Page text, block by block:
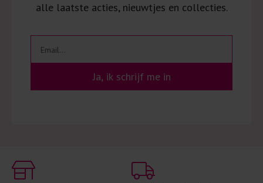
alle laatste acties, nieuwtjes en collecties.
Ja, ik schrijf me in